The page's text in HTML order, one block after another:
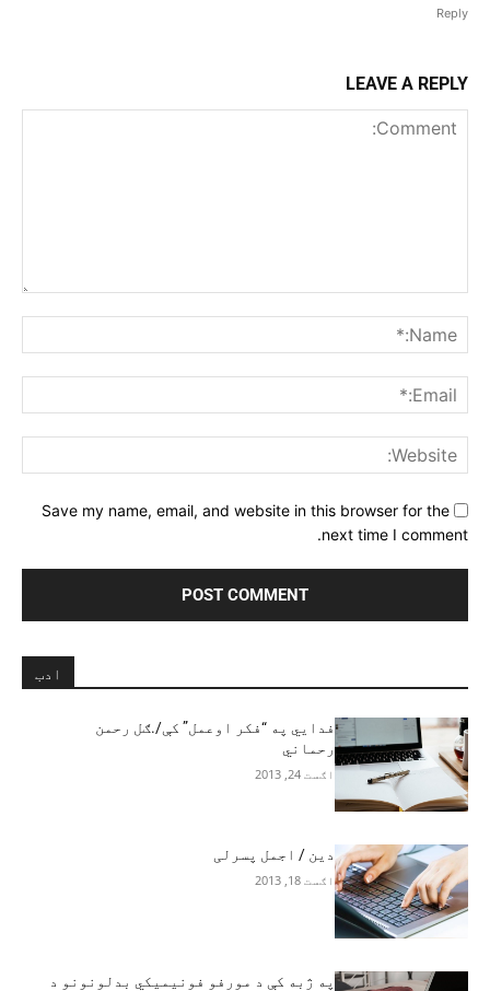
Reply
LEAVE A REPLY
Save my name, email, and website in this browser for the
next time I comment.
ادب
فدايي په “فکر اوعمل” کې/.ګل رحمن
رحماني
اګست 24, 2013
دین / اجمل پسرلی
اګست 18, 2013
په ژبه کې د مورفو فونيميکي بدلونونو د